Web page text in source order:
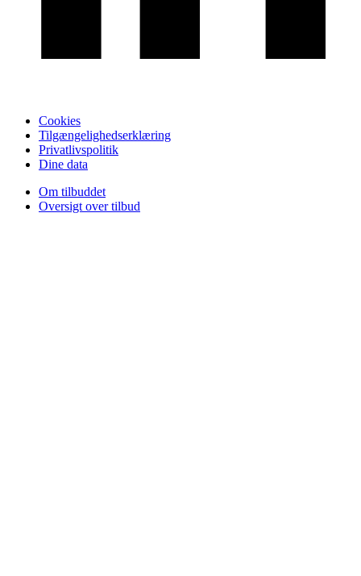
Cookies
Tilgængelighedserklæring
Privatlivspolitik
Dine data
Om tilbuddet
Oversigt over tilbud